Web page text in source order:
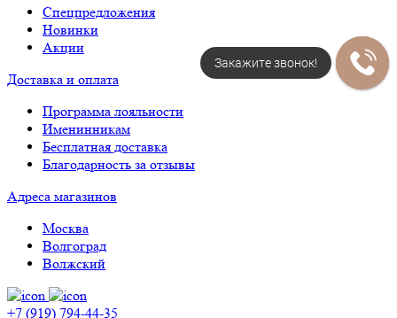
Спецпредложения
Новинки
Акции
Доставка и оплата
Программа лояльности
Именинникам
Бесплатная доставка
Благодарность за отзывы
Адреса магазинов
Москва
Волгоград
Волжский
+7 (919) 794-44-35
Закажите звонок!